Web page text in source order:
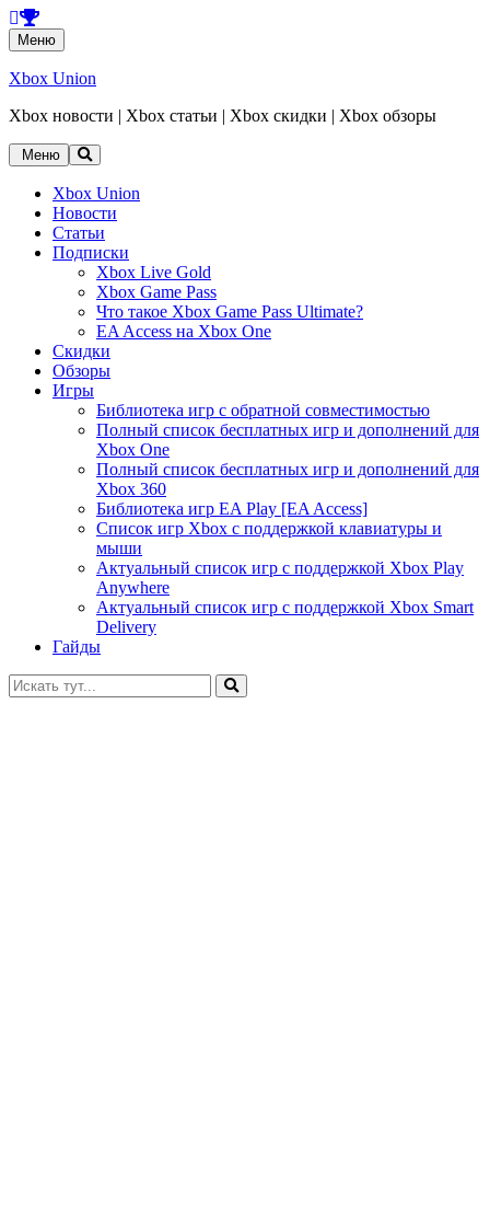
Меню Перейти
к
содержанию
Xbox Union
Xbox новости | Xbox статьи | Xbox скидки | Xbox обзоры
Меню
Перейти
содержанию
Xbox Union
Новости
Статьи
Подписки
Xbox Live Gold
Xbox Game Pass
Что такое Xbox Game Pass Ultimate?
EA Access на Xbox One
Скидки
Обзоры
Игры
Библиотека игр с обратной совместимостью
Полный список бесплатных игр и дополнений для
Xbox One
Полный список бесплатных игр и дополнений для
Xbox 360
Библиотека игр EA Play [EA Access]
Список игр Xbox c поддержкой клавиатуры и
мыши
Актуальный список игр с поддержкой Xbox Play
Anywhere
Актуальный список игр с поддержкой Xbox Smart
Delivery
Гайды
Искать: